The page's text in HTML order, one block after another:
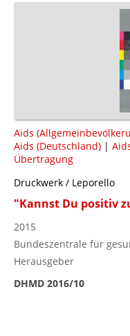
Aids
Aids (Deutschland) |
Übertragung
Druckwerk / Leporello
"Kannst Du positiv
2015
Bundeszentrale für
Herausgeber
DHMD 2016/10